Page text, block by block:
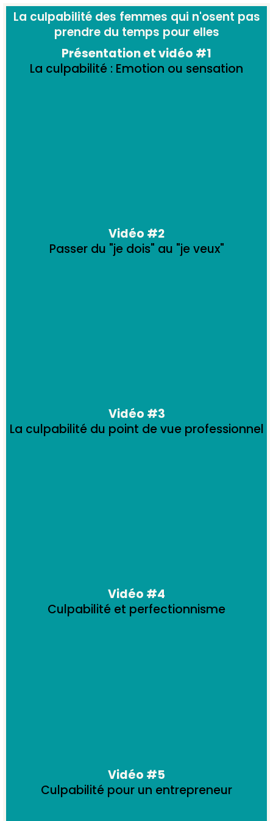
La culpabilité des femmes qui n'osent pas
prendre du temps pour elles
Présentation et vidéo #1
La culpabilité : Emotion ou sensation
Vidéo #2
Passer du "je dois" au "je veux"
Vidéo #3
La culpabilité du point de vue professionnel
Vidéo #4
Culpabilité et perfectionnisme
Vidéo #5
Culpabilité pour un entrepreneur